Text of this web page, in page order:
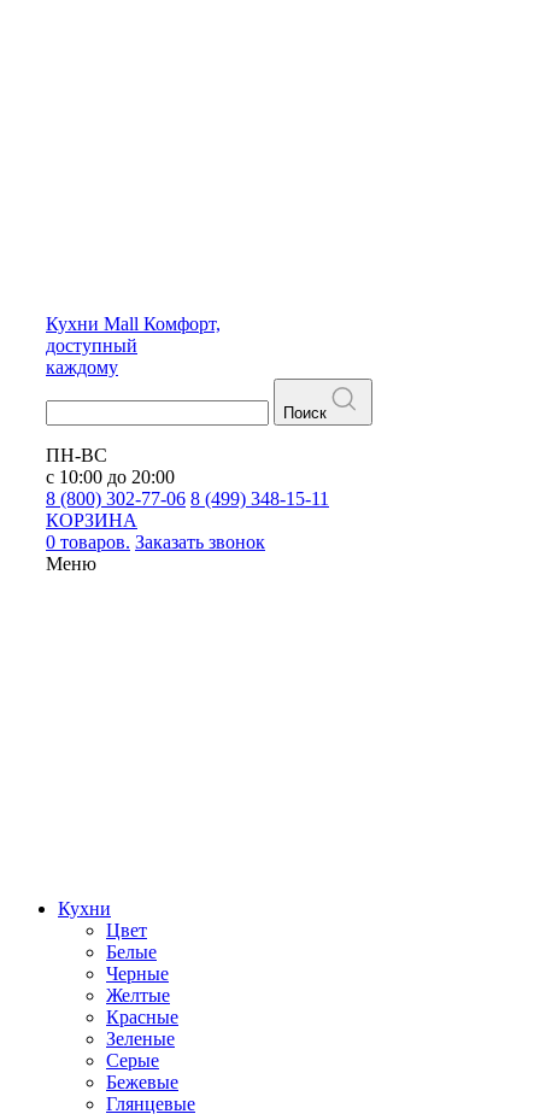
Кухни Mall Комфорт,
доступный
каждому
Поиск
ПН-ВС
с 10:00 до 20:00
8 (800) 302-77-06 8 (499) 348-15-11
КОРЗИНА
0 товаров. Заказать звонок
Меню
Кухни
Цвет
Белые
Черные
Желтые
Красные
Зеленые
Серые
Бежевые
Глянцевые